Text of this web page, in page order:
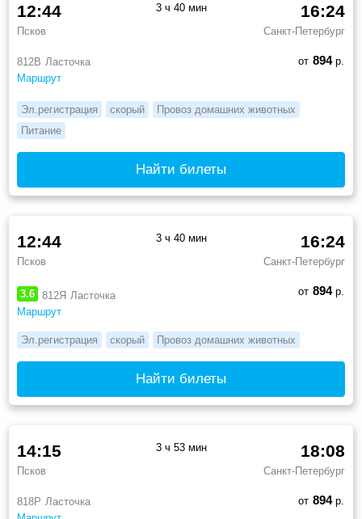
812В Ласточка
Маршрут
12:44
Псков
16:24
Санкт-Петербург
3 ч 40 мин
от 894р.
Эл.регистрация скорый
Провоз домашних животных
Питание
Найти билеты
3.6 812Я Ласточка
Маршрут
12:44
Псков
16:24
Санкт-Петербург
3 ч 40 мин
от 894р.
Эл.регистрация скорый Провоз домашних животных
Найти билеты
818Р Ласточка
14:15
Псков
18:08
Санкт-Петербург
3 ч 53 мин
от 894р.